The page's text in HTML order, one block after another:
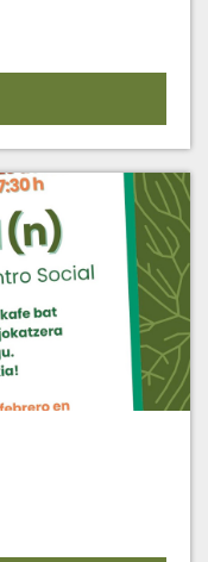
para la